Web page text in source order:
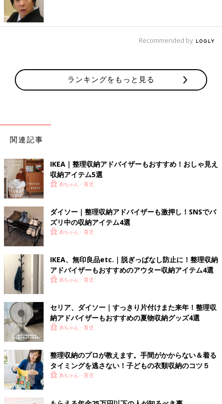
Recommended by
ランキングをもっと見る
関連記事
IKEA｜整理収納アドバイザーもおすすめ！おしゃ見え
収納アイテム5選
赤ちゃん・育児
ダイソー｜整理収納アドバイザーも激押し！SNSでバ
ズリ中の収納アイテム4選
赤ちゃん・育児
IKEA、無印良品etc.｜脱ぎっぱなし防止に！整理収納
アドバイザーもおすすめのアウター収納アイテム4選
赤ちゃん・育児
セリア、ダイソー｜すっきり片付けまた来年！整理収
納アドバイザーもおすすめの夏物収納グッズ4選
赤ちゃん・育児
整理収納のプロが教えます。手間がかからない＆着る
タイミングを逃さない！子どもの衣類収納のコツ５
赤ちゃん・育児